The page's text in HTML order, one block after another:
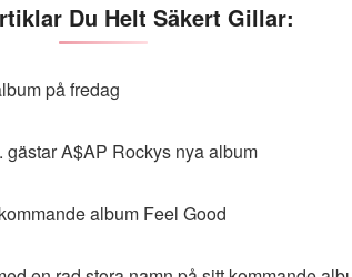
Du Helt Säkert Gillar:
på fredag
gästar A$AP Rockys nya album
album Feel Good